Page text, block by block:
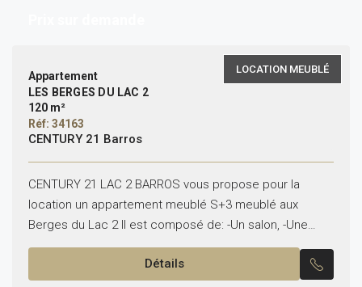
LOCATION MEUBLÉ
Appartement
LES BERGES DU LAC 2
120 m²
Réf: 34163
CENTURY 21 Barros
CENTURY 21 LAC 2 BARROS vous propose pour la
location un appartement meublé S+3 meublé aux
Berges du Lac 2 Il est composé de: -Un salon, -Une
cuisine équipée -Une suite parentale...
Détails